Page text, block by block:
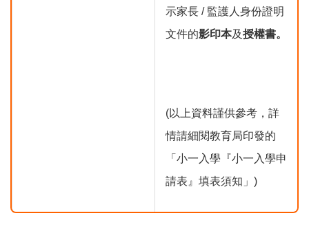
示家長 / 監護人身份證明
文件的影印本及授權書。
(以上資料謹供參考，詳
情請細閱教育局印發的
「小一入學『小一入學申
請表』填表須知」)